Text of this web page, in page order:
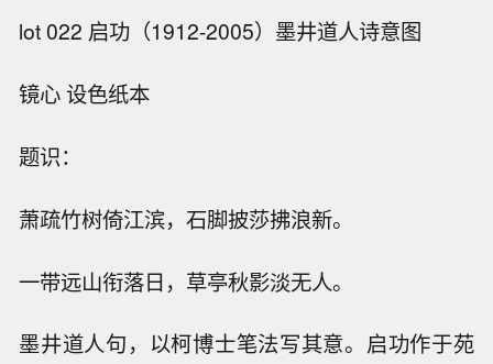
lot 022 启功（1912-2005）墨井道人诗意图
镜心 设色纸本
题识：
萧疏竹树倚江滨，石脚披莎拂浪新。
一带远山衔落日，草亭秋影淡无人。
墨井道人句，以柯博士笔法写其意。启功作于苑